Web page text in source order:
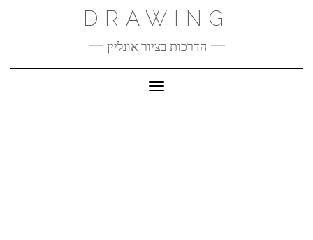
DRAWING
הדרכות בציור אונליין
Toggle Navigation